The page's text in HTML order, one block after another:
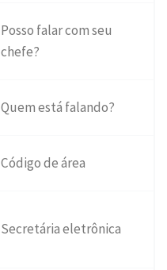
Posso falar com seu
chefe?
Quem está falando?
Código de área
Secretária eletrônica